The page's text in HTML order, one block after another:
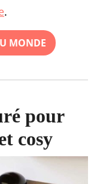
.
MONDE
pour
cosy